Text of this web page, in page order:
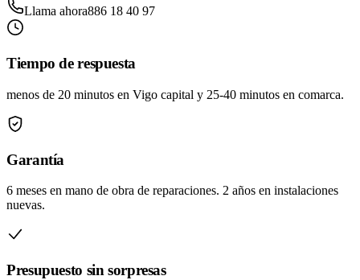
Llama ahora886 18 40 97
Tiempo de respuesta
menos de 20 minutos en Vigo capital y 25-40 minutos en comarca.
Garantía
6 meses en mano de obra de reparaciones. 2 años en instalaciones
nuevas.
Presupuesto sin sorpresas